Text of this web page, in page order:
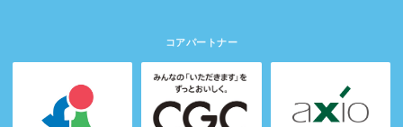
コアパートナー